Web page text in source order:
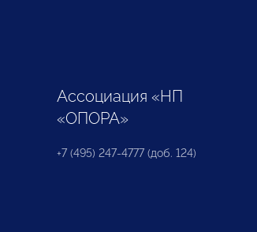
Ассоциация «НП
«ОПОРА»
+7 (495) 247-4777 (доб. 124)